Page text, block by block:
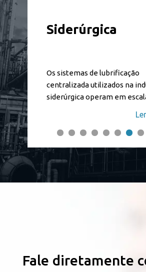
Siderúrgica
Os sistemas de lubrificação
centralizada utilizados na
siderúrgica operam em
temperaturas elevadas,
jatos de água. Essas condições
específicas exigem os
projetos para garantir o
de fluídos, uma empresa que
sempre inovação e avanço
Fale diretamente